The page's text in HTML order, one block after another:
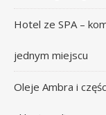
Hotel ze SPA –
jednym miejscu
Oleje Ambra i